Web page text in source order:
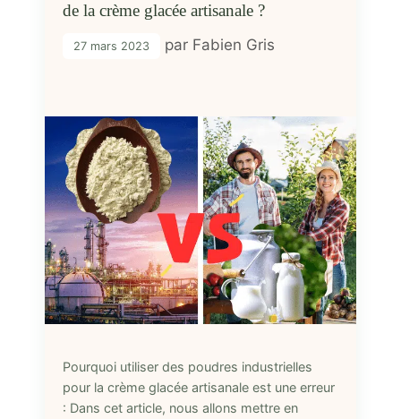
de la crème glacée artisanale ?
27 mars 2023 par Fabien Gris
Pourquoi utiliser des poudres industrielles
pour la crème glacée artisanale est une erreur
: Dans cet article, nous allons mettre en